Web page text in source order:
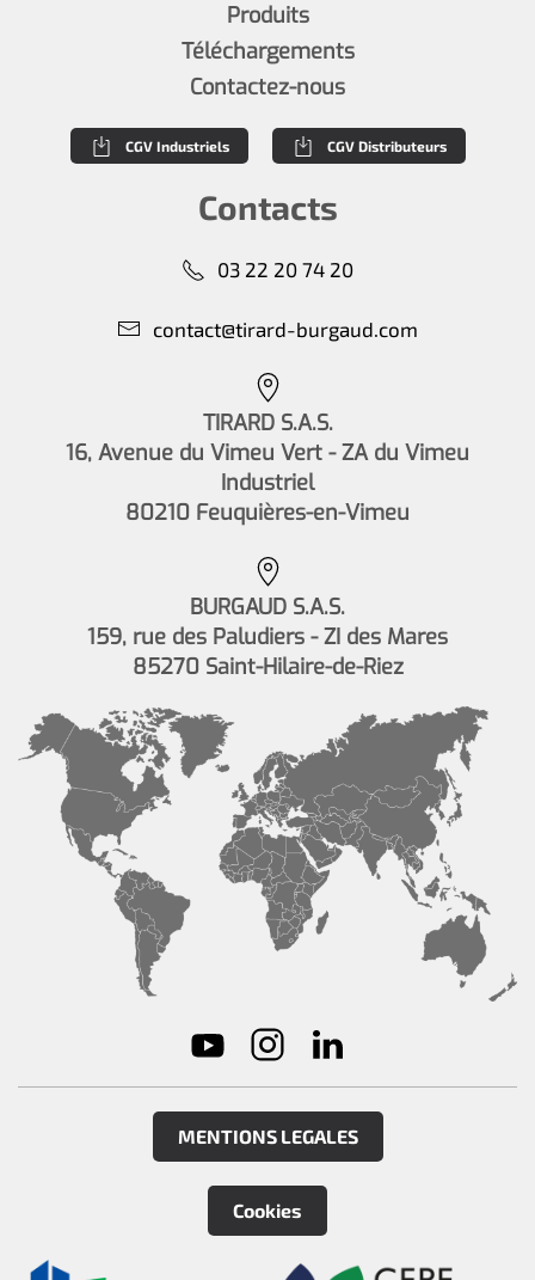
Produits
Téléchargements
Contactez-nous
CGV Industriels CGV Distributeurs
Contacts
03 22 20 74 20
contact@tirard-burgaud.com
TIRARD S.A.S.
16, Avenue du Vimeu Vert - ZA du Vimeu
Industriel
80210 Feuquières-en-Vimeu
BURGAUD S.A.S.
159, rue des Paludiers - ZI des Mares
85270 Saint-Hilaire-de-Riez
MENTIONS LEGALES
Cookies